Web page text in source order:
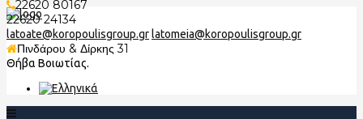
22620 80167
22620 24134
latoate@koropoulisgroup.grlatomeia@koropoulisgroup.gr
Πινδάρου & Δίρκης 31
Θήβα Βοιωτίας.